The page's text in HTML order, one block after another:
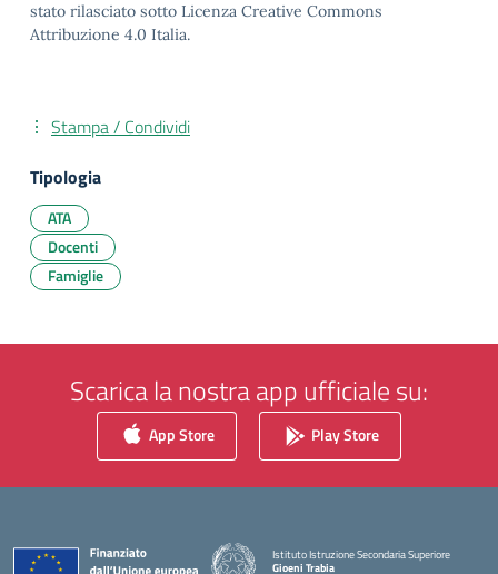
stato rilasciato sotto Licenza Creative Commons
Attribuzione 4.0 Italia.
Stampa / Condividi
Tipologia
ATA
Docenti
Famiglie
Scarica la nostra app ufficiale su:
App Store Play Store
Istituto Istruzione Secondaria Superiore
Gioeni Trabia